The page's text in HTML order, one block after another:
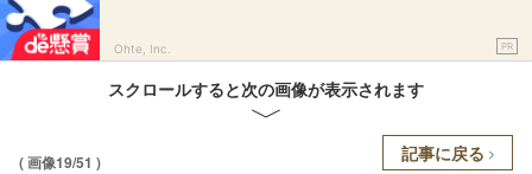
Ohte, Inc. PR
スクロールすると次の画像が表示されます
( 画像19/51 ) 記事に戻る